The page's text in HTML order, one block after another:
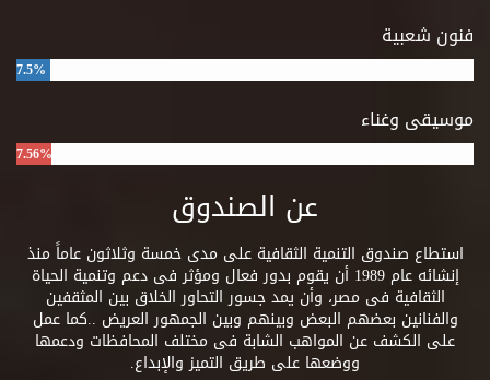
فنون شعبية
7.5%
موسيقى وغناء
7.56%
عن الصندوق
استطاع صندوق التنمية الثقافية على مدى خمسة وثلاثون عاماً منذ
إنشائه عام 1989 أن يقوم بدور فعال ومؤثر فى دعم وتنمية الحياة
الثقافية فى مصر، وأن يمد جسور التحاور الخلاق بين المثقفين
والفنانين بعضهم البعض وبينهم وبين الجمهور العريض ..كما عمل
على الكشف عن المواهب الشابة فى مختلف المحافظات ودعمها
ووضعها على طريق التميز والإبداع.